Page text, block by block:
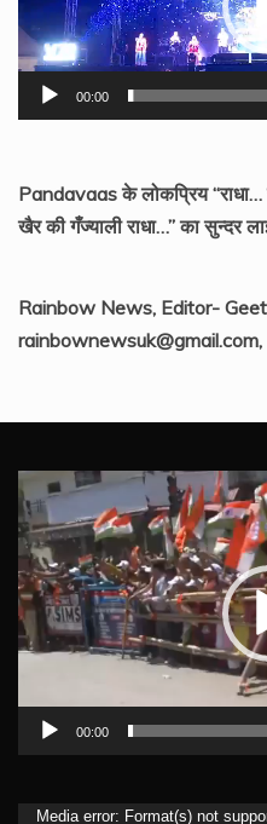
00:00
Pandavaas के लोकप्रिय “राधा…
खैर की गँज्याली राधा…” का सुन्दर
Rainbow News, Editor-
Video
Player
00:00
Video
Media error: Format(s) not